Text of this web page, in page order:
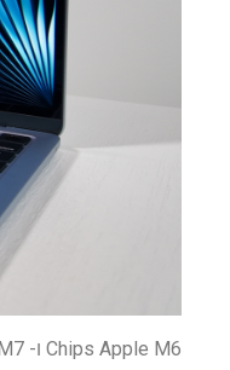
Chips Apple M6 ו- M7 עבור MAC עשויים להיות כבר בעבודות – להפעלת תכונות AI עתידיות